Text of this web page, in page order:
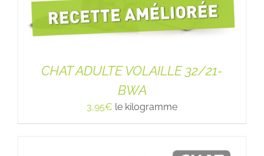
CHAT ADULTE VOLAILLE 32/21-
BWA
3,95€ le kilogramme